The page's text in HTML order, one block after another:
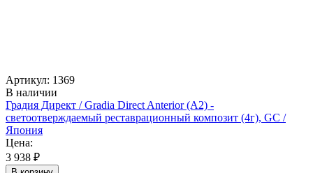
Артикул: 1369
В наличии
Градия Директ / Gradia Direct Anterior (A2) -
светоотверждаемый реставрационный композит (4г), GC /
Япония
Цена:
3 938 ₽